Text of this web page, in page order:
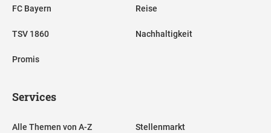
FC Bayern
TSV 1860
Promis
Reise
Nachhaltigkeit
Services
Alle Themen von A-Z Stellenmarkt